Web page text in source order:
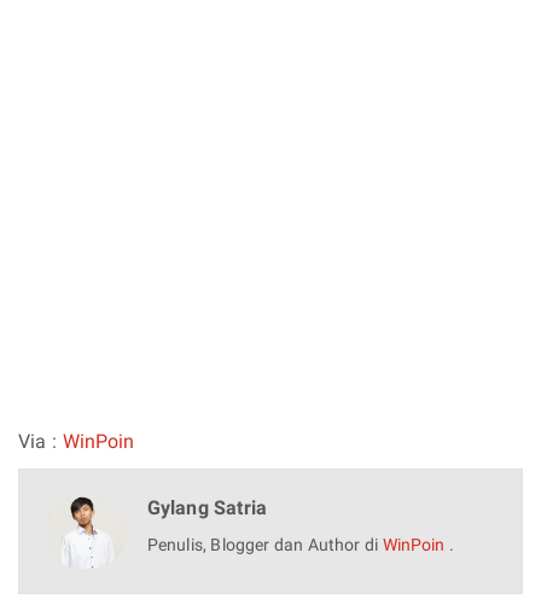
Via : WinPoin
Gylang Satria
Penulis, Blogger dan Author di WinPoin .